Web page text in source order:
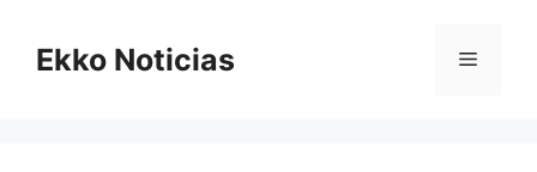
contenido
Ekko Noticias Menú